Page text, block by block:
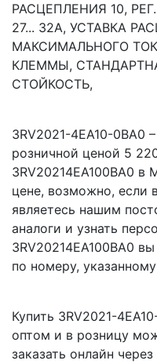
РАСЦЕПЛЕНИЯ 10,
27... 32A, УСТАВКА
МАКСИМАЛЬНОГО
КЛЕММЫ,
СТОЙКОСТЬ,
3RV2021-4EA10-0BA0
розничной ценой 5
3RV20214EA100BA0 в
цене, возможно, если
являетесь нашим
аналоги и узнать
3RV20214EA100BA0
по номеру,
Купить 3RV2021-
оптом и в розницу
заказать онлайн